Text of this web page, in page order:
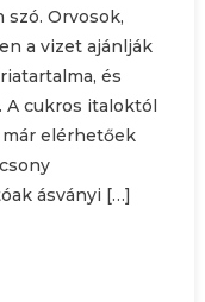
Orvosok,
a vizet ajánlják
és
cukros italoktól
már elérhetőek
ásványi […]